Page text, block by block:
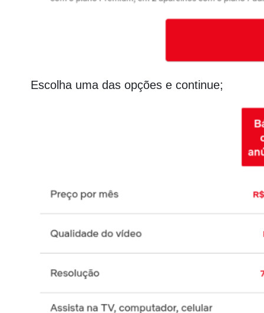
Escolha uma das opções e continue;